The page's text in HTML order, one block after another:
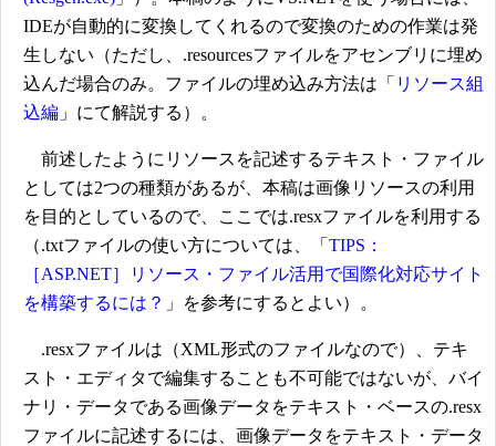
IDEが自動的に変換してくれるので変換のための作業は発
生しない（ただし、.resourcesファイルをアセンブリに埋め
込んだ場合のみ。ファイルの埋め込み方法は「 リソース組
込編 」にて解説する）。
前述したようにリソースを記述するテキスト・ファイル
としては2つの種類があるが、本稿は画像リソースの利用
を目的としているので、ここでは.resxファイルを利用する
（.txtファイルの使い方については、「 TIPS：
［ASP.NET］リソース・ファイル活用で国際化対応サイト
を構築するには？ 」を参考にするとよい）。
.resxファイルは（XML形式のファイルなので）、テキ
スト・エディタで編集することも不可能ではないが、バイ
ナリ・データである画像データをテキスト・ベースの.resx
ファイルに記述するには、画像データをテキスト・データ